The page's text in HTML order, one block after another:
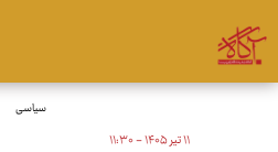
سیاسی
۱۱ تیر ۱۴۰۵ - ۱۱:۳۰